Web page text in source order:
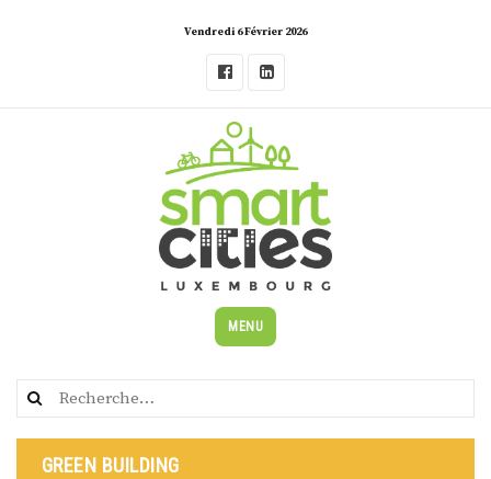
Vendredi 6 Février 2026
MENU
Rechercher :
GREEN BUILDING